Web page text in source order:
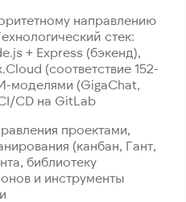
направлению
стек:
+ Express (бэкенд),
(соответствие 152-
моделями (GigaChat,
CD на GitLab
проектами,
(канбан, Гант,
библиотеку
и инструменты